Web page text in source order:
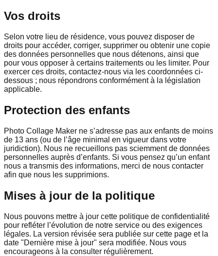
Vos droits
Selon votre lieu de résidence, vous pouvez disposer de
droits pour accéder, corriger, supprimer ou obtenir une copie
des données personnelles que nous détenons, ainsi que
pour vous opposer à certains traitements ou les limiter. Pour
exercer ces droits, contactez-nous via les coordonnées ci-
dessous ; nous répondrons conformément à la législation
applicable.
Protection des enfants
Photo Collage Maker ne s’adresse pas aux enfants de moins
de 13 ans (ou de l’âge minimal en vigueur dans votre
juridiction). Nous ne recueillons pas sciemment de données
personnelles auprès d’enfants. Si vous pensez qu’un enfant
nous a transmis des informations, merci de nous contacter
afin que nous les supprimions.
Mises à jour de la politique
Nous pouvons mettre à jour cette politique de confidentialité
pour refléter l’évolution de notre service ou des exigences
légales. La version révisée sera publiée sur cette page et la
date "Dernière mise à jour" sera modifiée. Nous vous
encourageons à la consulter régulièrement.